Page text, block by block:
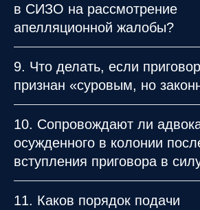
в СИЗО на рассмотрение
апелляционной жалобы?
9. Что делать, если
признан «суровым, но
10. Сопровождают ли
осужденного в колонии
вступления приговора в
11. Каков порядок подачи